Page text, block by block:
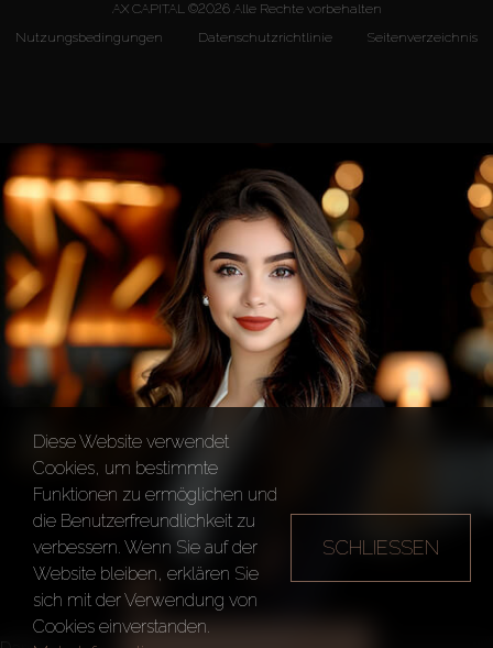
AX CAPITAL ©2026 Alle Rechte vorbehalten
Nutzungsbedingungen
Datenschutzrichtlinie Seitenverzeichnis
Diese Website verwendet
Cookies, um bestimmte
Funktionen zu ermöglichen und
die Benutzerfreundlichkeit zu
verbessern. Wenn Sie auf der
Website bleiben, erklären Sie
sich mit der Verwendung von
Cookies einverstanden.
SCHLIESSEN